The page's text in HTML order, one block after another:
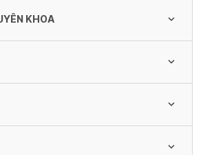
KHOA
(trong và ngoài giờ)
chỉ số)